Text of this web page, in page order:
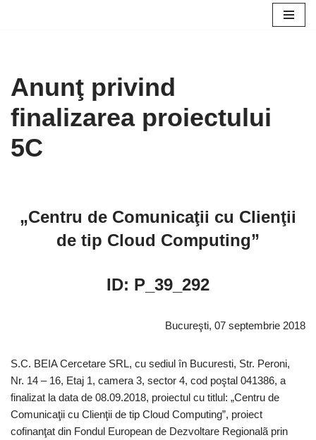
Anunţ privind
finalizarea proiectului
5C
„Centru de Comunicaţii cu Clienţii
de tip Cloud Computing”
ID: P_39_292
Bucureşti, 07 septembrie 2018
S.C. BEIA Cercetare SRL, cu sediul în Bucuresti, Str. Peroni,
Nr. 14 – 16, Etaj 1, camera 3, sector 4, cod poştal 041386, a
finalizat la data de 08.09.2018, proiectul cu titlul: „Centru de
Comunicaţii cu Clienţii de tip Cloud Computing”, proiect
cofinanţat din Fondul European de Dezvoltare Regionalã prin